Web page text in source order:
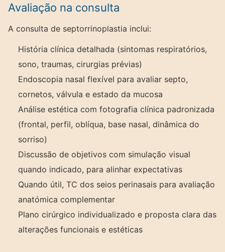
Avaliação na consulta
A consulta de septorrinoplastia inclui:
História clínica detalhada (sintomas respiratórios,
sono, traumas, cirurgias prévias)
Endoscopia nasal flexível para avaliar septo,
cornetos, válvula e estado da mucosa
Análise estética com fotografia clínica padronizada
(frontal, perfil, oblíqua, base nasal, dinâmica do
sorriso)
Discussão de objetivos com simulação visual
quando indicado, para alinhar expectativas
Quando útil, TC dos seios perinasais para avaliação
anatómica complementar
Plano cirúrgico individualizado e proposta clara das
alterações funcionais e estéticas